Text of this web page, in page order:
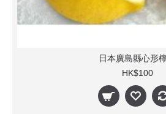
日本廣島縣心形
HK$100